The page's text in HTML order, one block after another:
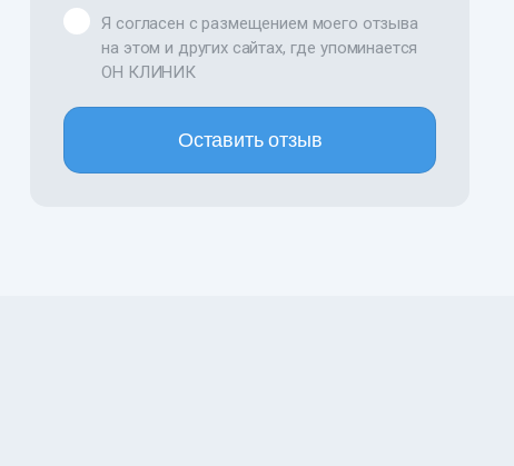
Я согласен с размещением моего отзыва
на этом и других сайтах, где упоминается
ОН КЛИНИК
Оставить отзыв